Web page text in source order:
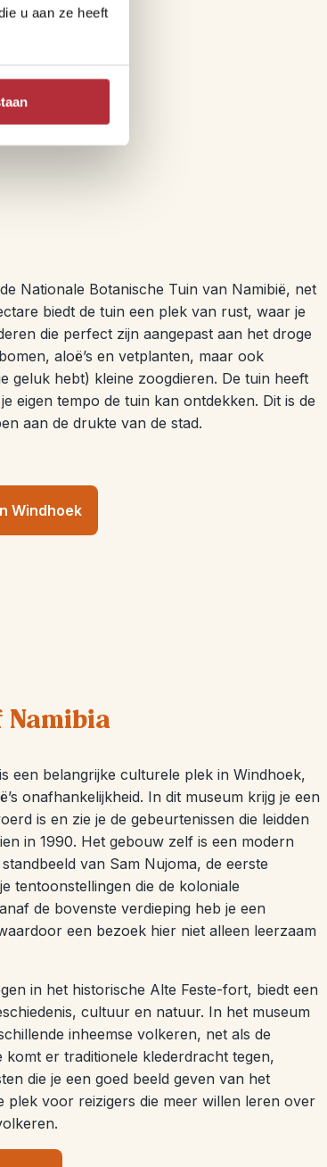
u aan ze heeft
Nationale Botanische Tuin van Namibië, net
biedt de tuin een plek van rust, waar je
die perfect zijn aangepast aan het droge
aloë’s en vetplanten, maar ook
geluk hebt) kleine zoogdieren. De tuin heeft
eigen tempo de tuin kan ontdekken. Dit is de
aan de drukte van de stad.
Windhoek
Namibia
een belangrijke culturele plek in Windhoek,
onafhankelijkheid. In dit museum krijg je een
is en zie je de gebeurtenissen die leidden
in 1990. Het gebouw zelf is een modern
van Sam Nujoma, de eerste
tentoonstellingen die de koloniale
de bovenste verdieping heb je een
een bezoek hier niet alleen leerzaam
in het historische Alte Feste-fort, biedt een
cultuur en natuur. In het museum
inheemse volkeren, net als de
er traditionele klederdracht tegen,
die je een goed beeld geven van het
plek voor reizigers die meer willen leren over